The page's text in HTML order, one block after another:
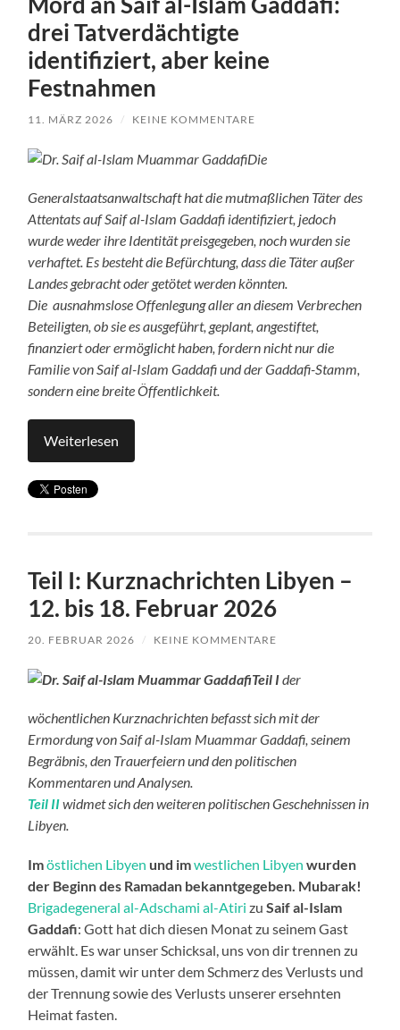
drei Tatverdächtigte
identifiziert, aber keine
Festnahmen
11. MÄRZ 2026 / KEINE KOMMENTARE
Die
Generalstaatsanwaltschaft hat die mutmaßlichen Täter des
Attentats auf Saif al-Islam Gaddafi identifiziert, jedoch
wurde weder ihre Identität preisgegeben, noch wurden sie
verhaftet. Es besteht die Befürchtung, dass die Täter außer
Landes gebracht oder getötet werden könnten.
Die ausnahmslose Offenlegung aller an diesem Verbrechen
Beteiligten, ob sie es ausgeführt, geplant, angestiftet,
finanziert oder ermöglicht haben, fordern nicht nur die
Familie von Saif al-Islam Gaddafi und der Gaddafi-Stamm,
sondern eine breite Öffentlichkeit.
Weiterlesen
Teil I: Kurznachrichten Libyen –
12. bis 18. Februar 2026
20. FEBRUAR 2026 / KEINE KOMMENTARE
Teil Ider
wöchentlichen Kurznachrichten befasst sich mit der
Ermordung von Saif al-Islam Muammar Gaddafi, seinem
Begräbnis, den Trauerfeiern und den politischen
Kommentaren und Analysen.
Teil IIwidmet sich den weiteren politischen Geschehnissen in
Libyen.
Imöstlichen Libyen und imwestlichen Libyen wurden
der Beginn des Ramadan bekanntgegeben. Mubarak!
Brigadegeneral al-Adschami al-Atiri zuSaif al-Islam
Gaddafi: Gott hat dich diesen Monat zu seinem Gast
erwählt. Es war unser Schicksal, uns von dir trennen zu
müssen, damit wir unter dem Schmerz des Verlusts und
der Trennung sowie des Verlusts unserer ersehnten
Heimat fasten.